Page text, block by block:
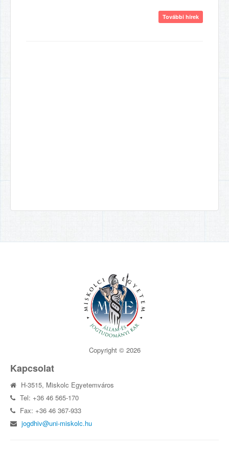
További hírek
Copyright © 2026
Kapcsolat
H-3515, Miskolc Egyetemváros
Tel: +36 46 565-170
Fax: +36 46 367-933
jogdhiv@uni-miskolc.hu